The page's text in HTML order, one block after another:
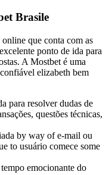
Brasile
que conta com as
ponto de ida para
A Mostbet é uma
elizabeth bem
para resolver dudas de
questões técnicas,
by way of e-mail ou
to usuário comece some
emocionante do